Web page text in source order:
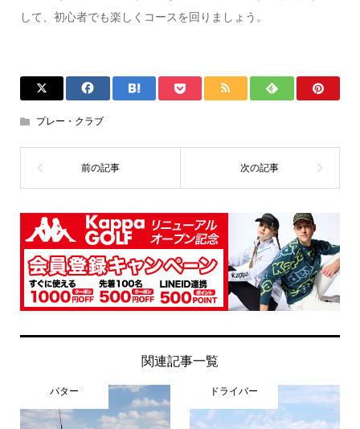
して、初心者でも楽しくコースを回りましょう。
プレー・クラブ
関連記事一覧
パター ドライバー